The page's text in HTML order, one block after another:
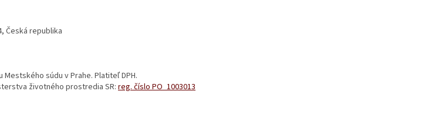
Česká republika
Mestského súdu v Prahe. Platiteľ DPH.
životného prostredia SR: reg. číslo PO_1003013